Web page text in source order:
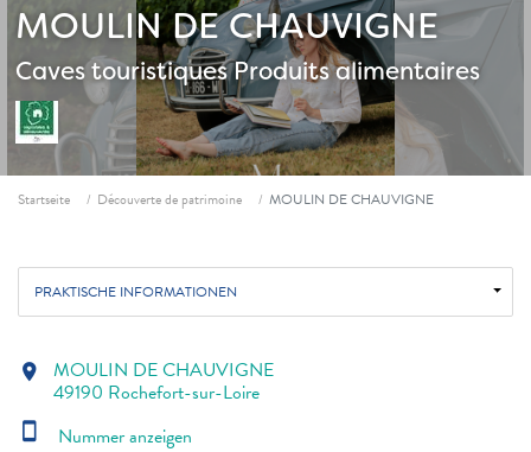
MOULIN DE CHAUVIGNE
Caves touristiquesProduits alimentaires
Fil d'ariane
Startseite Découverte de patrimoine MOULIN DE CHAUVIGNE
PRAKTISCHE INFORMATIONEN
location_on MOULIN DE CHAUVIGNE
49190 Rochefort-sur-Loire
smartphone Nummer anzeigen